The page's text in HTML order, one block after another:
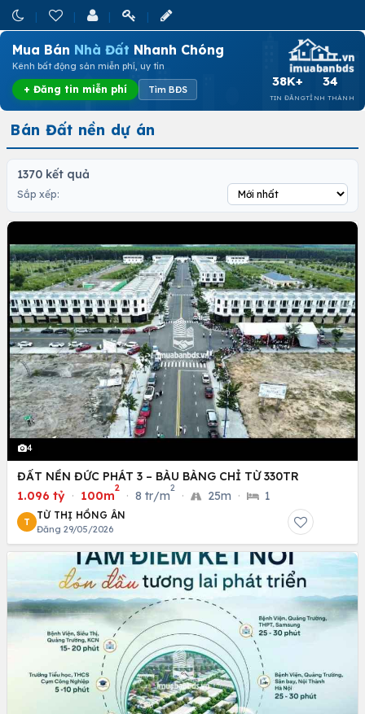
Mua Bán Nhà Đất Nhanh Chóng
Kênh bất động sản miễn phí, uy tín
+ Đăng tin miễn phí Tìm BĐS
38K+
TIN ĐĂNG
34
TỈNH THÀNH
Bán Đất nền dự án
1370 kết quả
Sắp xếp:
4
ĐẤT NỀN ĐỨC PHÁT 3 – BÀU BÀNG CHỈ TỪ 330TR
1.096 tỷ · 100m
2
· 8 tr/m
2
· 25m · 1
T
TỪ THỊ HỒNG ÂN
Đăng 29/05/2026